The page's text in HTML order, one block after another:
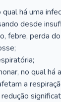
há uma
desde
febre, perda
no qual há
a